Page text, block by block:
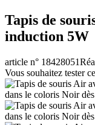
Tapis de
induction 5W
article n° 18428051
Vous souhaitez tester